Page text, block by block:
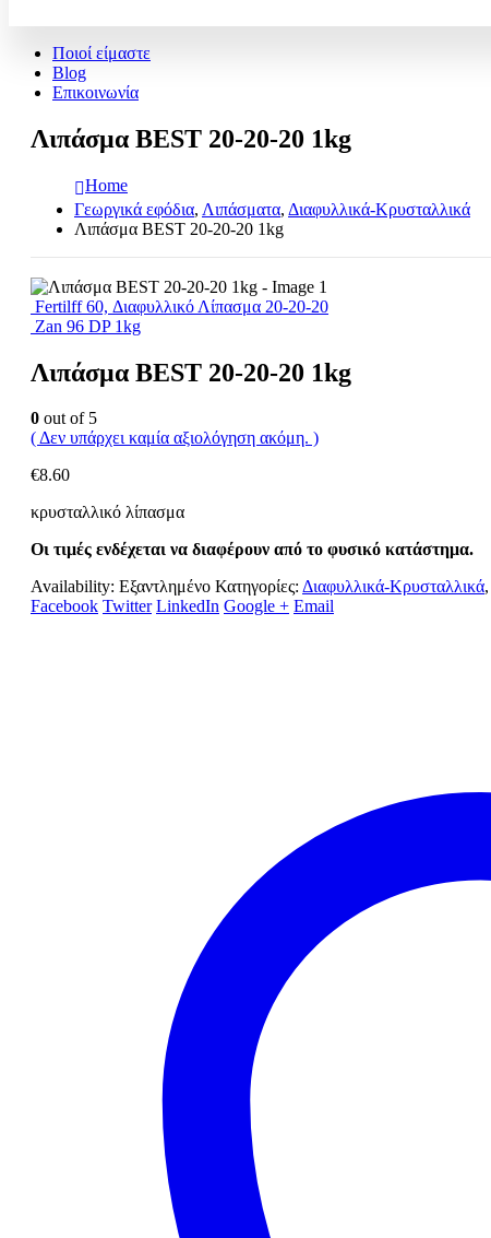
Ποιοί είμαστε
Blog
Επικοινωνία
Λιπάσμα BEST 20-20-20 1kg
Home
Γεωργικά εφόδια, Λιπάσματα, Διαφυλλικά-Κρυσταλλικά
Λιπάσμα BEST 20-20-20 1kg
Fertilff 60, Διαφυλλικό Λίπασμα 20-20-20
Zan 96 DP 1kg
Λιπάσμα BEST 20-20-20 1kg
0 out of 5
( Δεν υπάρχει καμία αξιολόγηση ακόμη. )
€8.60
κρυσταλλικό λίπασμα
Οι τιμές ενδέχεται να διαφέρουν από το φυσικό κατάστημα.
Availability: Εξαντλημένο Κατηγορίες: Διαφυλλικά-Κρυσταλλικά,
Facebook Twitter LinkedIn Google + Email